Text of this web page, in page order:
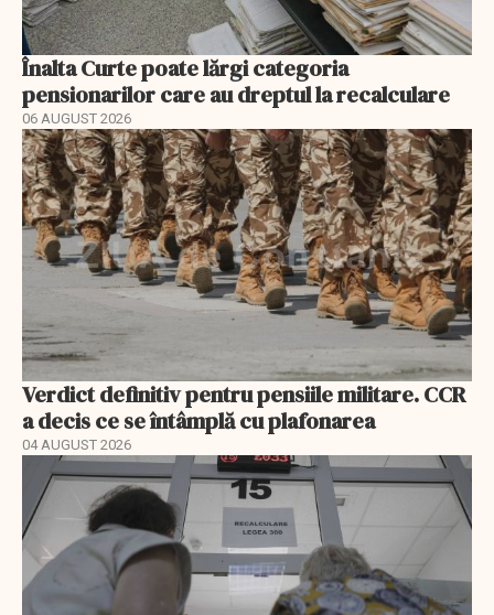
Înalta Curte poate lărgi categoria
pensionarilor care au dreptul la recalculare
06 AUGUST 2026
Verdict definitiv pentru pensiile militare. CCR
a decis ce se întâmplă cu plafonarea
04 AUGUST 2026